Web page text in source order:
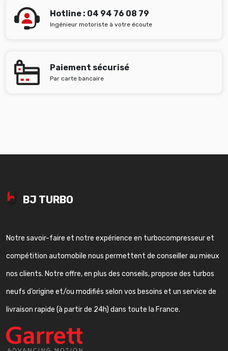
Hotline : 04 94 76 08 79
Ingénieur motoriste à votre écoute
Paiement sécurisé
Par carte bancaire
BJ TURBO
Notre savoir-faire et notre expérience en turbocompresseur et
compétition automobile nous permettent de conseiller au mieux
nos clients. Notre offre, en plus des conseils, propose des turbos
neufs d’origine et/ou modifiés selon vos besoins et un service de
livraison rapide (à partir de 24h) dans toute la France.